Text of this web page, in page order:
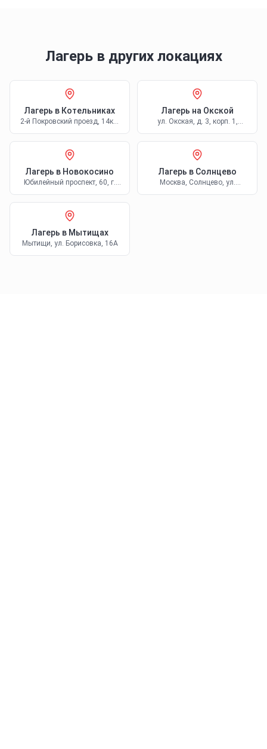
Лагерь в других локациях
Лагерь в Котельниках
2-й Покровский проезд, 14к2,
Лагерь на Окской
ул. Окская, д. 3, корп. 1,
Лагерь в Новокосино
Юбилейный проспект, 60, г.
Лагерь в Солнцево
Москва, Солнцево, ул.
Лагерь в Мытищах
Мытищи, ул. Борисовка, 16А